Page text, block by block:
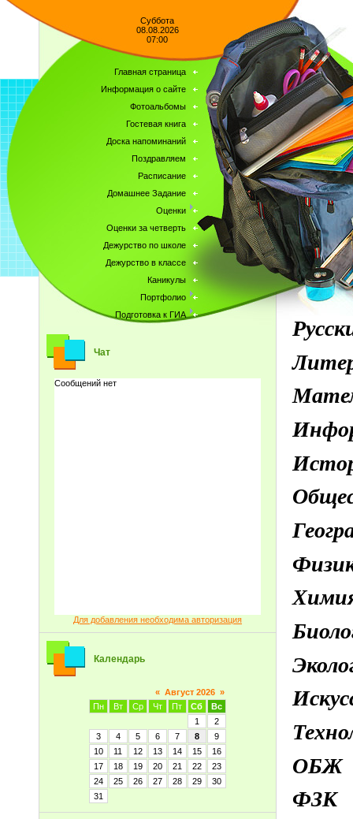
Суббота
08.08.2026
07:00
Главная страница
Информация о сайте
Фотоальбомы
Гостевая книга
Доска напоминаний
Поздравляем
Расписание
Домашнее Задание
Оценки
Оценки за четверть
Дежурство по школе
Дежурство в классе
Каникулы
Портфолио
Подготовка к ГИА
Чат
Для добавления необходима авторизация
Календарь
« Август 2026 »
Пн
Вт Ср Чт Пт Сб
Вс
1
2
3
4 5 6 7 8
9
10
11 12 13 14 15
16
17
18 19 20 21 22
23
24
25 26 27 28 29
30
31
ОБЖ
ФЗК